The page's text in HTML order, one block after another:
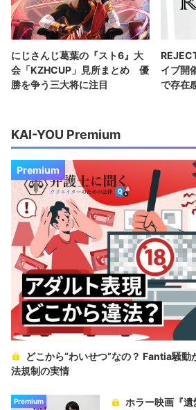
にじさんじ葛葉の『スト6』大
会「KZHCUP」見所まとめ 優
勝を争う三大将に注目
イブ開
で存在
KAI-YOU Premium
Premium
どこから“わいせつ”なの？ Fantia騒動
法規制の実情
Premium
ホラー映画『